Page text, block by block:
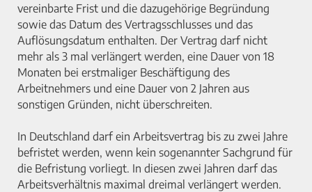
vereinbarte Frist und die dazugehörige Begründung
sowie das Datum des Vertragsschlusses und das
Auflösungsdatum enthalten. Der Vertrag darf nicht
mehr als 3 mal verlängert werden, eine Dauer von 18
Monaten bei erstmaliger Beschäftigung des
Arbeitnehmers und eine Dauer von 2 Jahren aus
sonstigen Gründen, nicht überschreiten.
In Deutschland darf ein Arbeitsvertrag bis zu zwei Jahre
befristet werden, wenn kein sogenannter Sachgrund für
die Befristung vorliegt. In diesen zwei Jahren darf das
Arbeitsverhältnis maximal dreimal verlängert werden.